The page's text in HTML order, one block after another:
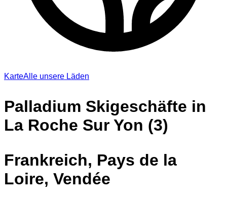
KarteAlle unsere Läden
Palladium Skigeschäfte in
La Roche Sur Yon (3)
Frankreich, Pays de la
Loire, Vendée